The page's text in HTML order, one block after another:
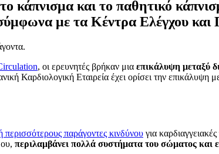
κάπνισμα και το παθητικό
με τα Κέντρα Ελέγχου
, οι ερευνητές βρήκαν μια επικάλυψη μεταξύ
Καρδιολογική Εταιρεία έχει ορίσει την
περισσότερους παράγοντες κινδύνου για
περιλαμβάνει πολλά συστήματα του σώματος και